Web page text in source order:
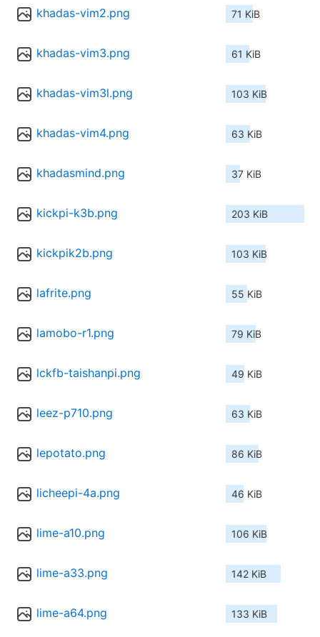
khadas-vim2.png 71 KiB
khadas-vim3.png 61 KiB
khadas-vim3l.png 103 KiB
khadas-vim4.png 63 KiB
khadasmind.png 37 KiB
kickpi-k3b.png 203 KiB
kickpik2b.png 103 KiB
lafrite.png 55 KiB
lamobo-r1.png 79 KiB
lckfb-taishanpi.png 49 KiB
leez-p710.png 63 KiB
lepotato.png 86 KiB
licheepi-4a.png 46 KiB
lime-a10.png 106 KiB
lime-a33.png 142 KiB
lime-a64.png 133 KiB